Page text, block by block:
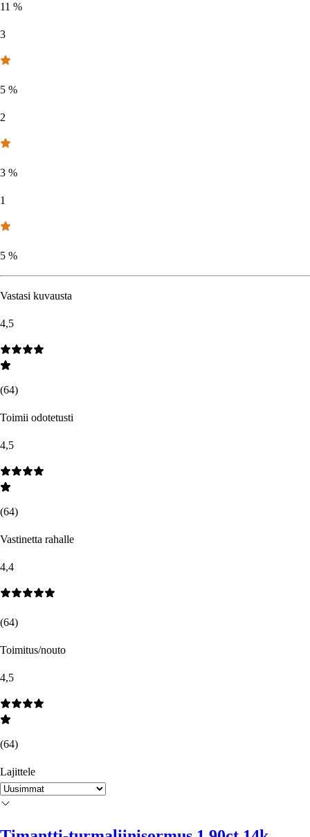
11 %
3
5 %
2
3 %
1
5 %
Vastasi kuvausta
4,5
(64)
Toimii odotetusti
4,5
(64)
Vastinetta rahalle
4,4
(64)
Toimitus/nouto
4,5
(64)
Lajittele